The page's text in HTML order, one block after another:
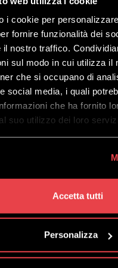
i cookie per
fornire funzionalità dei
il nostro traffico.
sul modo in cui utilizza il
che si occupano di
social media, i quali
che ha fornito
suo utilizzo dei loro
Accetta tutti
Personalizza
la cartina in